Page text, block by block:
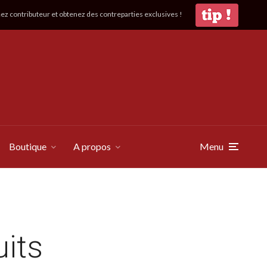
contributeur et obtenez des contreparties exclusives !
Boutique A propos Menu